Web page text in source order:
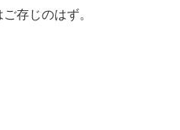
存じのはず。